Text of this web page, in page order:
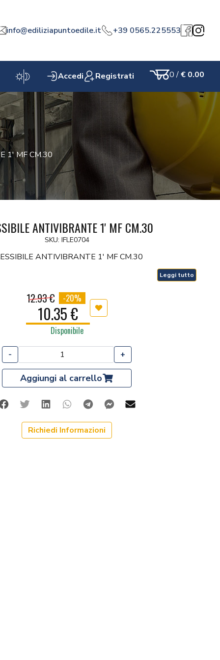
info@ediliziapuntoedile.it +39 0565.225553Facebook
Accedi Registrati Carrello
0/€ 0.00
1' MF CM.30
ANTIVIBRANTE 1' MF CM.30
SKU: IFLE0704
ANTIVIBRANTE 1' MF CM.30
Leggi tutto
12.93 € -20%
10.35 € Aggiungi ai preferiti
Disponibile
- +
Aggiungi al carrello
FacebookTwitterLinkedinWhatsappTelegramFacebook Messenger
Richiedi Informazioni